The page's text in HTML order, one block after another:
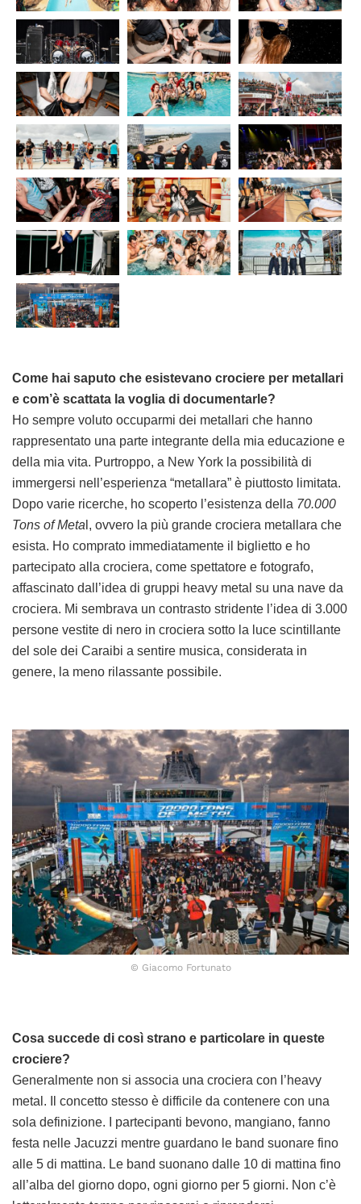
Come hai saputo che esistevano crociere per metallari
e com’è scattata la voglia di documentarle?
Ho sempre voluto occuparmi dei metallari che hanno
rappresentato una parte integrante della mia educazione e
della mia vita. Purtroppo, a New York la possibilità di
immergersi nell’esperienza “metallara” è piuttosto limitata.
Dopo varie ricerche, ho scoperto l’esistenza della 70.000
Tons of Meta l, ovvero la più grande crociera metallara che
esista. Ho comprato immediatamente il biglietto e ho
partecipato alla crociera, come spettatore e fotografo,
affascinato dall’idea di gruppi heavy metal su una nave da
crociera. Mi sembrava un contrasto stridente l’idea di 3.000
persone vestite di nero in crociera sotto la luce scintillante
del sole dei Caraibi a sentire musica, considerata in
genere, la meno rilassante possibile.
© Giacomo Fortunato
Cosa succede di così strano e particolare in queste
crociere?
Generalmente non si associa una crociera con l’heavy
metal. Il concetto stesso è difficile da contenere con una
sola definizione. I partecipanti bevono, mangiano, fanno
festa nelle Jacuzzi mentre guardano le band suonare fino
alle 5 di mattina. Le band suonano dalle 10 di mattina fino
all’alba del giorno dopo, ogni giorno per 5 giorni. Non c’è